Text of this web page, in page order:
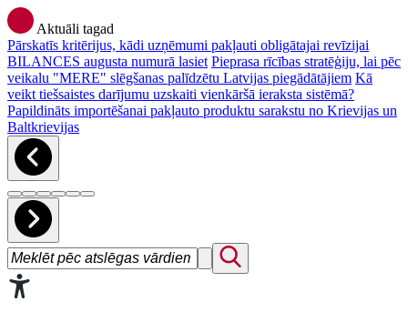
Aktuāli tagad
Pārskatīs kritērijus, kādi uzņēmumi pakļauti obligātajai revīzijai
BILANCES augusta numurā lasiet Pieprasa rīcības stratēģiju, lai pēc
veikalu "MERE" slēgšanas palīdzētu Latvijas piegādātājiem Kā
veikt tiešsaistes darījumu uzskaiti vienkāršā ieraksta sistēmā?
Papildināts importēšanai pakļauto produktu sarakstu no Krievijas un
Baltkrievijas